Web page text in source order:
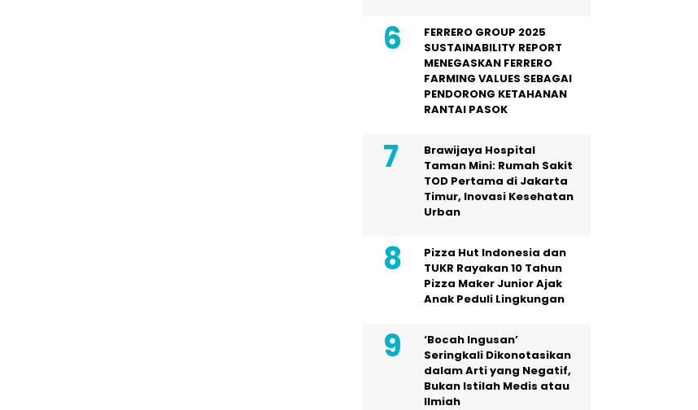
FERRERO GROUP 2025
SUSTAINABILITY REPORT
MENEGASKAN FERRERO
FARMING VALUES SEBAGAI
PENDORONG KETAHANAN
RANTAI PASOK
Brawijaya Hospital
Taman Mini: Rumah Sakit
TOD Pertama di Jakarta
Timur, Inovasi Kesehatan
Urban
Pizza Hut Indonesia dan
TUKR Rayakan 10 Tahun
Pizza Maker Junior Ajak
Anak Peduli Lingkungan
‘Bocah Ingusan’
Seringkali Dikonotasikan
dalam Arti yang Negatif,
Bukan Istilah Medis atau
Ilmiah